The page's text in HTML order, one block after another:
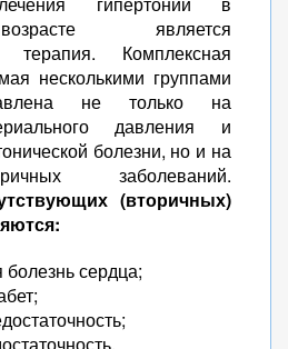
является
терапия. Комплексная
несколькими группами
не только на
давления и
болезни, но и на
заболеваний.
(вторичных)
сердца;